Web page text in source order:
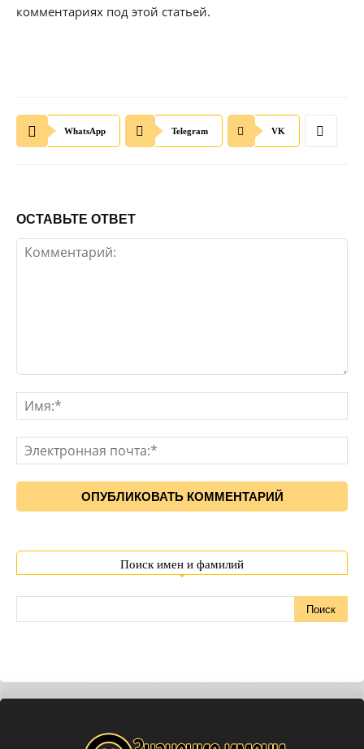
комментариях под этой статьей.
WhatsApp Telegram VK
ОСТАВЬТЕ ОТВЕТ
Поиск имен и фамилий